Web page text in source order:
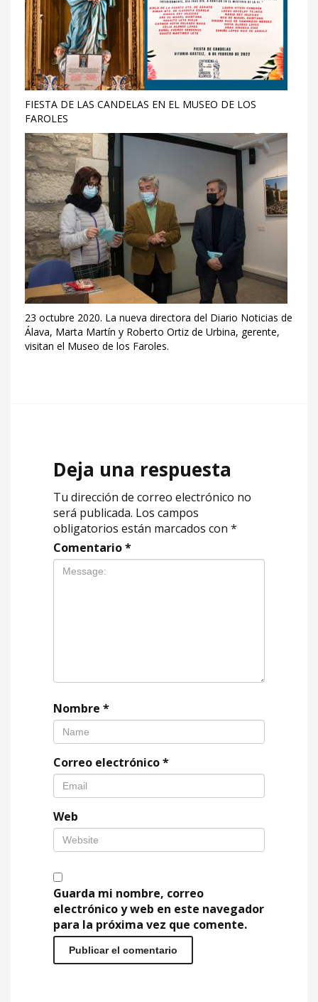
FIESTA DE LAS CANDELAS EN EL MUSEO DE LOS
FAROLES
23 octubre 2020. La nueva directora del Diario Noticias de
Álava, Marta Martín y Roberto Ortiz de Urbina, gerente,
visitan el Museo de los Faroles.
Deja una respuesta
Tu dirección de correo electrónico no
será publicada. Los campos
obligatorios están marcados con *
Comentario*
Nombre *
Correo electrónico*
Web
Guarda mi nombre, correo
electrónico y web en este navegador
para la próxima vez que comente.